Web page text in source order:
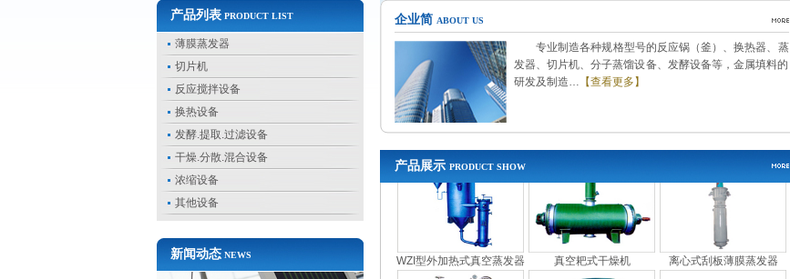
产品列表 PRODUCT LIST
薄膜蒸发器
切片机
反应搅拌设备
换热设备
发酵.提取.过滤设备
干燥.分散.混合设备
浓缩设备
其他设备
新闻动态 NEWS
企业简 ABOUT US
专业制造各种规格型号的反应锅（釜）、换热器、蒸
发器、切片机、分子蒸馏设备、发酵设备等，金属填料的
研发及制造… 【查看更多】
产品展示 PRODUCT SHOW
波纹填料 多功能分散反应釜 BM系列薄膜蒸发器
WZI型外加热式真空蒸发器 真空耙式干燥机 离心式刮板薄膜蒸发器